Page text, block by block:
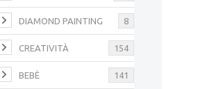
DIAMOND PAINTING 8
CREATIVITÀ 154
BEBÈ 141